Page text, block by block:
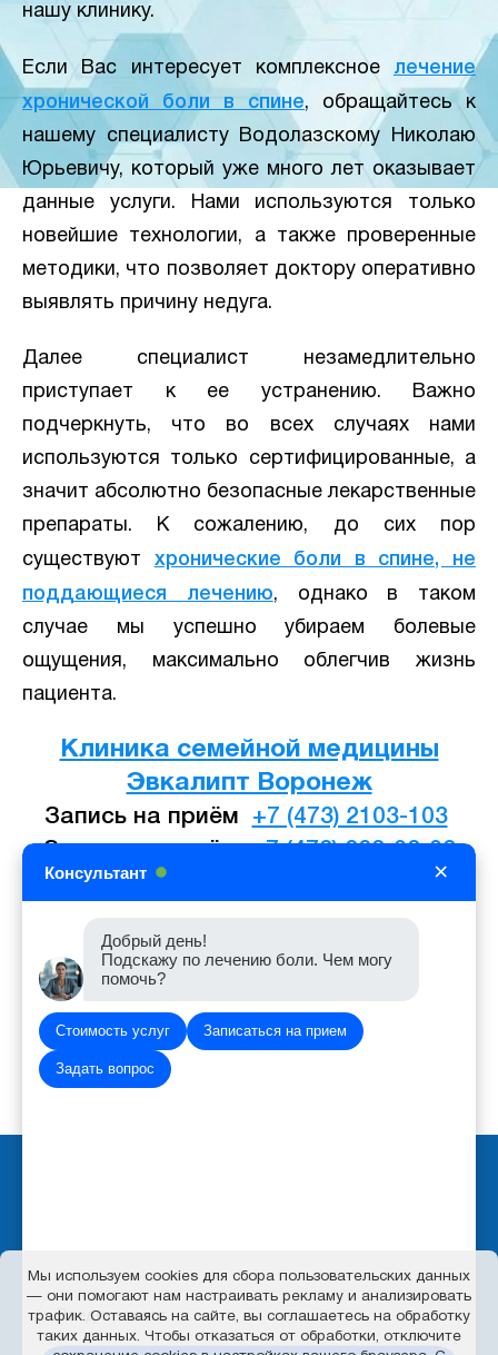
Мы используем cookies для сбора пользовательских данных
— они помогают нам настраивать рекламу и анализировать
трафик. Оставаясь на сайте, вы соглашаетесь на обработку
таких данных. Чтобы отказаться от обработки, отключите
нашу клинику.
Если Вас интересует комплексное лечение
хронической боли в спине, обращайтесь к
нашему специалисту Водолазскому Николаю
Юрьевичу, который уже много лет оказывает
данные услуги. Нами используются только
новейшие технологии, а также проверенные
методики, что позволяет доктору оперативно
выявлять причину недуга.
Далее специалист незамедлительно
приступает к ее устранению. Важно
подчеркнуть, что во всех случаях нами
используются только сертифицированные, а
значит абсолютно безопасные лекарственные
препараты. К сожалению, до сих пор
существуют хронические боли в спине, не
поддающиеся лечению, однако в таком
случае мы успешно убираем болевые
ощущения, максимально облегчив жизнь
пациента.
Клиника семейной медицины
Эвкалипт Воронеж
Запись на приём +7 (473) 2103-103
Запись на приём+7 (473) 223-03-03
agent.nik82@mail.ru
Последние обновление сайта: 2026-08-06 06:55:48
Центр поддержки пользователей
Консультант ×
Добрый день!
Подскажу по лечению боли. Чем могу
помочь?
Стоимость услуг Записаться на прием
Задать вопрос